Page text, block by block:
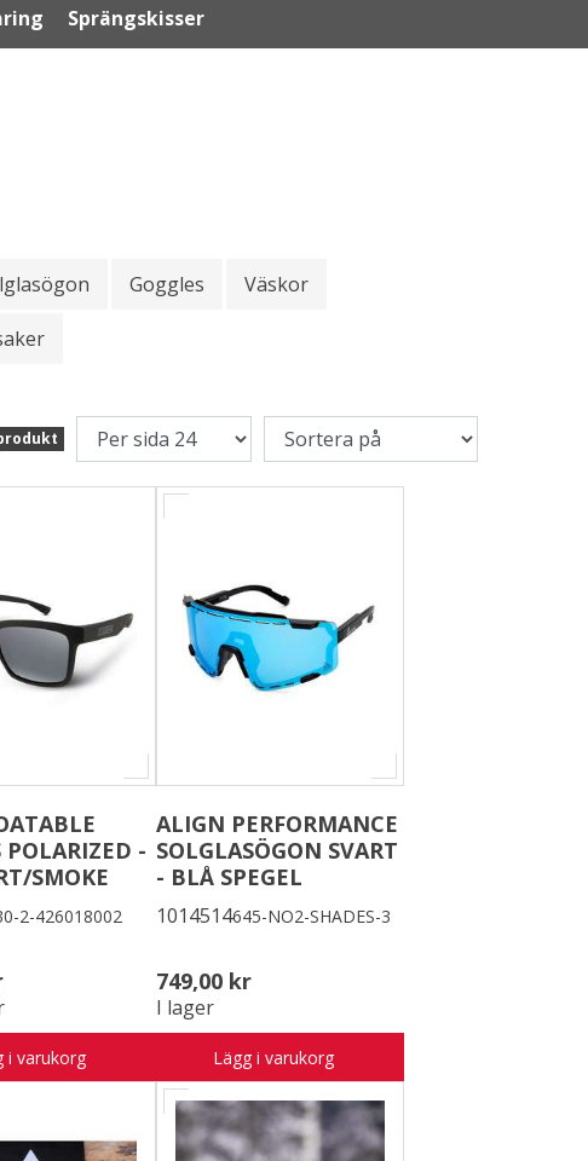
Sprängskisser
Goggles Väskor
POLARIZED -
SMOKE
2-426018002
i varukorg
ALIGN PERFORMANCE
SOLGLASÖGON SVART
- BLÅ SPEGEL
1014514645-NO2-SHADES-3
749,00 kr
I lager
Lägg i varukorg